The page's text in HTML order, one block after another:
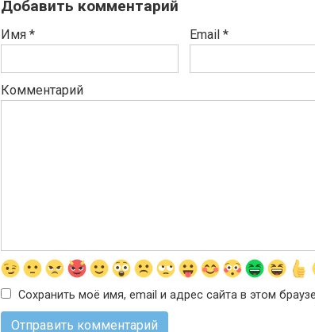
Добавить комментарий
Имя * Email *
Комментарий
Сохранить моё имя, email и адрес сайта в этом